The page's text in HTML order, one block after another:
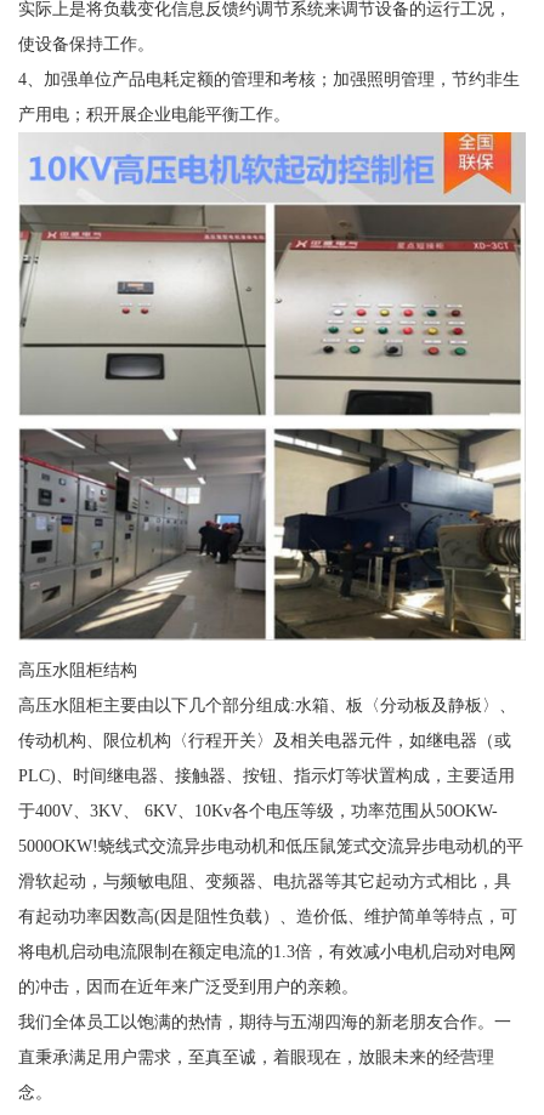
实际上是将负载变化信息反馈约调节系统来调节设备的运行工况，
使设备保持工作。
4、加强单位产品电耗定额的管理和考核；加强照明管理，节约非生
产用电；积开展企业电能平衡工作。
高压水阻柜结构
高压水阻柜主要由以下几个部分组成:水箱、板〈分动板及静板〉、
传动机构、限位机构〈行程开关〉及相关电器元件，如继电器（或
PLC)、时间继电器、接触器、按钮、指示灯等状置构成，主要适用
于400V、3KV、 6KV、10Kv各个电压等级，功率范围从50OKW-
5000OKW!蛲线式交流异步电动机和低压鼠笼式交流异步电动机的平
滑软起动，与频敏电阻、变频器、电抗器等其它起动方式相比，具
有起动功率因数高(因是阻性负载）、造价低、维护简单等特点，可
将电机启动电流限制在额定电流的1.3倍，有效减小电机启动对电网
的冲击，因而在近年来广泛受到用户的亲赖。
我们全体员工以饱满的热情，期待与五湖四海的新老朋友合作。一
直秉承满足用户需求，至真至诚，着眼现在，放眼未来的经营理
念。